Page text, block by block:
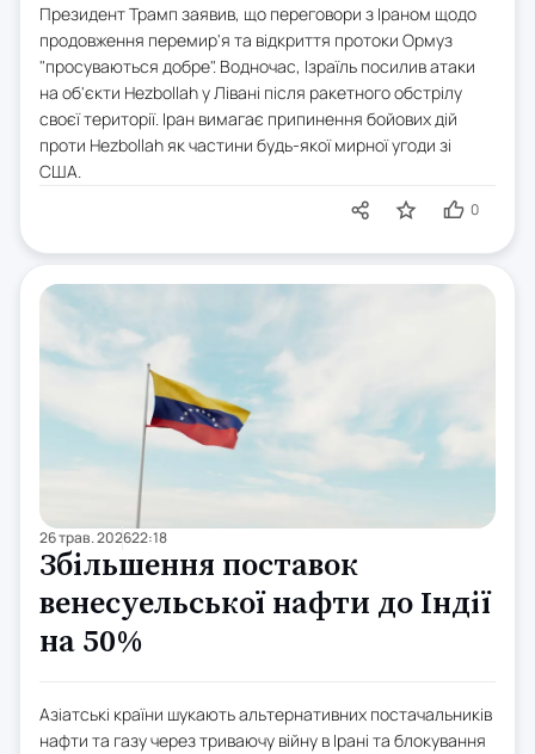
Президент Трамп заявив, що переговори з Іраном щодо
продовження перемир'я та відкриття протоки Ормуз
"просуваються добре". Водночас, Ізраїль посилив атаки
на об'єкти Hezbollah у Лівані після ракетного обстрілу
своєї території. Іран вимагає припинення бойових дій
проти Hezbollah як частини будь-якої мирної угоди зі
США.
0
26 трав. 202622:18
Збільшення поставок
венесуельської нафти до Індії
на 50%
Азіатські країни шукають альтернативних постачальників
нафти та газу через триваючу війну в Ірані та блокування